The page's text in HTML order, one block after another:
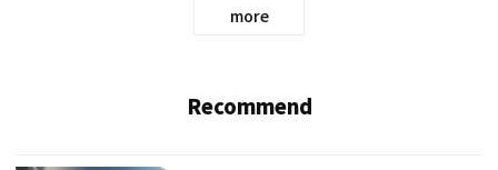
more
Recommend